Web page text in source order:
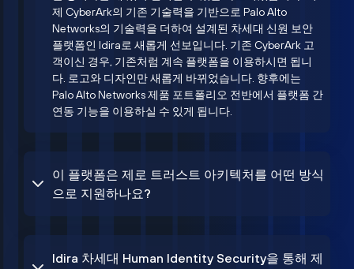
제 CyberArk의 기존 기술력을 기반으로 Palo Alto
Networks의 기술력을 더하여 설계된 차세대 신원 보안
플랫폼인 Idira로 새롭게 선보입니다. 기존 CyberArk 고
객이신 경우, 기존처럼 계속 플랫폼을 이용하시면 됩니
다. 로고와 디자인만 새롭게 바뀌었습니다. 향후에는
Palo Alto Networks 제품 포트폴리오 전반에서 플랫폼 간
연동 기능을 이용하실 수 있게 됩니다.
이 플랫폼은 제로 트러스트 아키텍처를 어떤 방식
으로 지원하나요?
Idira 차세대 Human Identity Security을 통해 제